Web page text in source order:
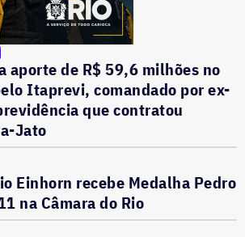
aporte de R$ 59,6 milhões no
Itaprevi, comandado por ex-
que contratou
Jato
Einhorn recebe Medalha Pedro
na Câmara do Rio